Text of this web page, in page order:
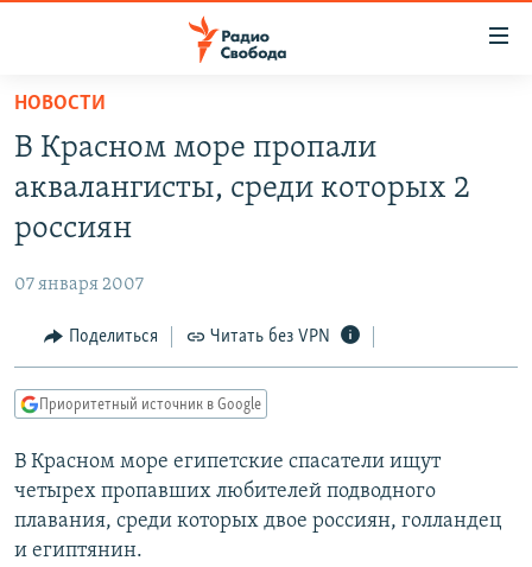
упрощенного
доступа
основному
Вернутся
Вернутся
поиску
ПОДКАСТЫ
МНЕНИЯ
КУЛЬТУРА
КАВКАЗ.РЕАЛИИ
СЕВЕР.РЕАЛИИ
СИБИРЬ.РЕАЛИИ
РАСПИСАНИЕ ВЕЩАНИЯ
НОВОСТИ
В Красном море пропали
аквалангисты, среди которых 2
россиян
07 января 2007
Поделиться Читать без VPN
Приоритетный источник в Google
В Красном море египетские спасатели ищут
четырех пропавших любителей подводного
плавания, среди которых двое россиян, голландец
и египтянин.